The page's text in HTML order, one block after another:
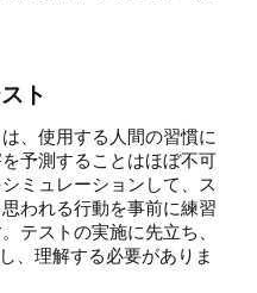
ト
、使用する人間の習慣に
予測することはほぼ不可
ミュレーションして、ス
われる行動を事前に練習
テストの実施に先立ち、
、理解する必要がありま